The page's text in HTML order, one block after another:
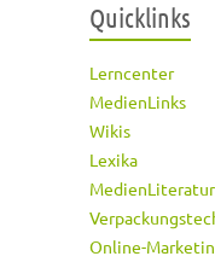
Quicklinks
Lerncenter
MedienLinks
Wikis
Lexika
MedienLiteratur
Online-